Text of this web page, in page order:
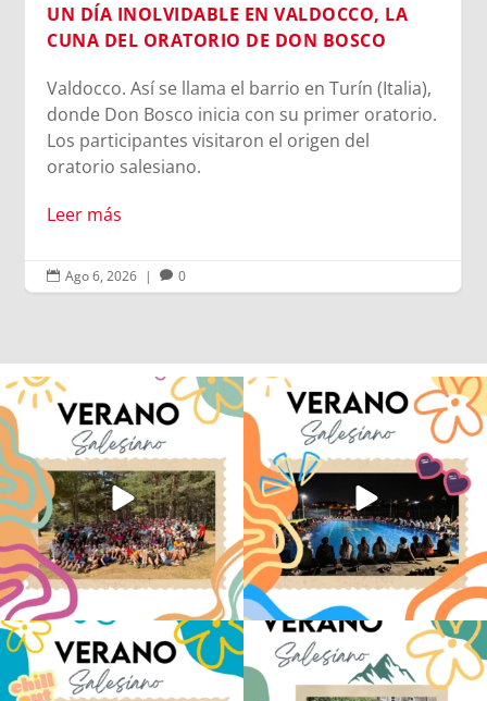
UN DÍA INOLVIDABLE EN VALDOCCO, LA
CUNA DEL ORATORIO DE DON BOSCO
Valdocco. Así se llama el barrio en Turín (Italia),
donde Don Bosco inicia con su primer oratorio.
Los participantes visitaron el origen del
oratorio salesiano.
Leer más
 Ago 6, 2026 |  0
Quintanar ha reunido a los Centro
Juveniles de ...
81 1
Volvemos con el corazón bien llenito de
ADOS...
34
Los alumnos de 6º de Primaria, 1º y 2º
de la ESO...
147 2
La diversión y la alegría también se han
sentido...
98 0